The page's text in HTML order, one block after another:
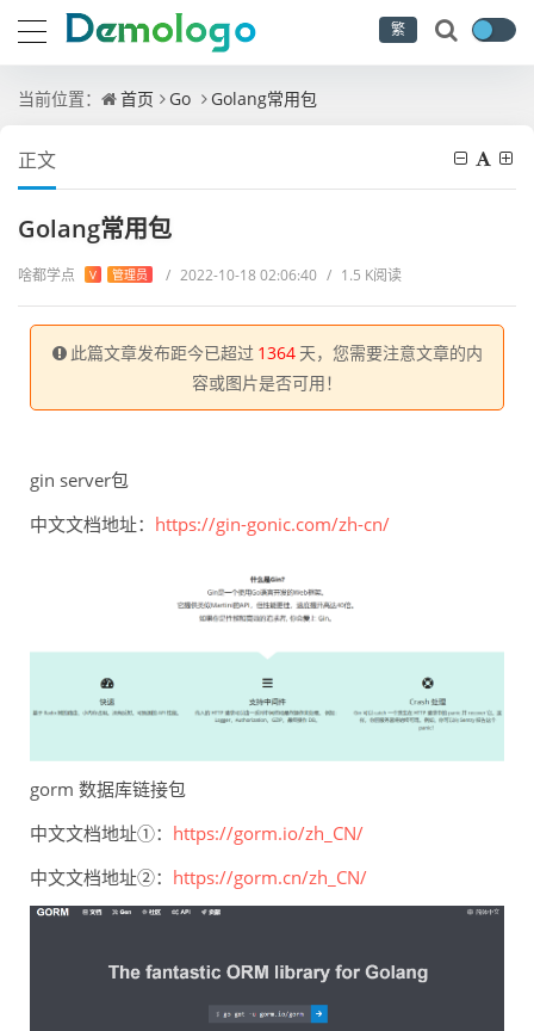
繁
当前位置： 首页 Go Golang常用包
正文
Golang常用包
啥都学点 V 管理员 / 2022-10-18 02:06:40 / 1.5 K阅读
此篇文章发布距今已超过 1364 天，您需要注意文章的内
容或图片是否可用！
gin server包
中文文档地址： https://gin-gonic.com/zh-cn/
gorm 数据库链接包
中文文档地址①： https://gorm.io/zh_CN/
中文文档地址②： https://gorm.cn/zh_CN/